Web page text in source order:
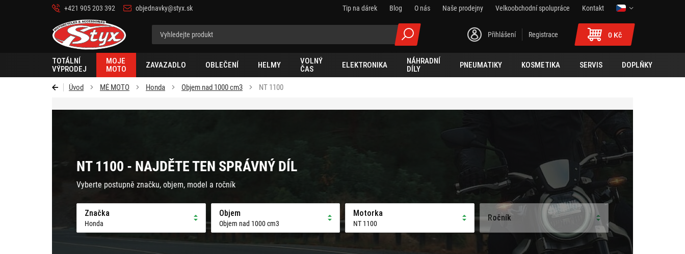
+421 905 203 392 objednavky@styx.sk Tip na dárek Blog O nás Naše prodejny Velkoobchodní spolupráce
Kontakt
Styx-
cz
Přihlášení Registrace 0 Kč
TOTÁLNÍ
VÝPRODEJ
MOJE
MOTO
ZAVAZADLO OBLEČENÍ HELMY
VOLNÝ
ČAS
ELEKTRONIKA
NÁHRADNÍ
DÍLY
PNEUMATIKY KOSMETIKA SERVIS DOPLŇKY
Úvod MÉ MOTO Honda Objem nad 1000 cm3 NT 1100
NT 1100 - NAJDĚTE TEN SPRÁVNÝ DÍL
Vyberte postupně značku, objem, model a ročník
Značka
Honda
Objem
Objem nad 1000 cm3
Motorka
NT 1100
Ročník